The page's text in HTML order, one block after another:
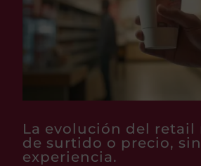
La evolución del retail
de surtido o precio,
experiencia.